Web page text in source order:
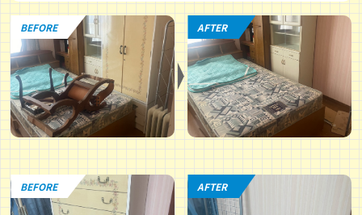
BEFORE AFTER
BEFORE AFTER